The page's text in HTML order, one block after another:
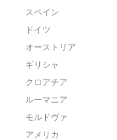
スペイン
ドイツ
オーストリア
ギリシャ
クロアチア
ルーマニア
モルドヴァ
アメリカ